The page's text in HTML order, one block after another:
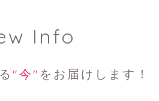
Info
"今" をお届けします！